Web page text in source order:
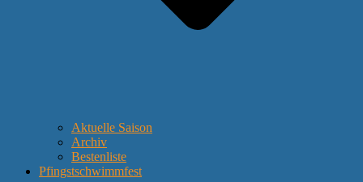
Aktuelle Saison
Archiv
Bestenliste
Pfingstschwimmfest